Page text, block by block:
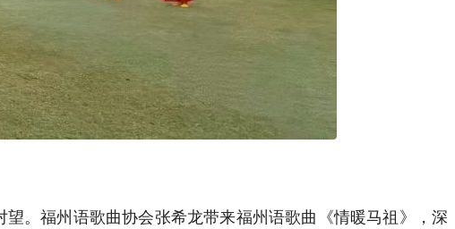
。福州语歌曲协会张希龙带来福州语歌曲《情暖马祖》，深